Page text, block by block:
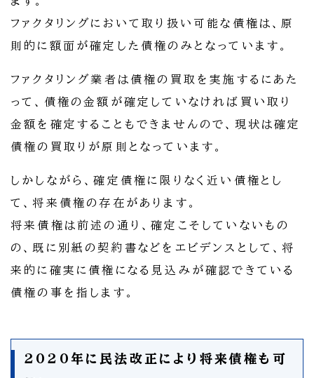
ファクタリングにおいて取り扱い可能な債権は、原
則的に額面が確定した債権のみとなっています。
ファクタリング業者は債権の買取を実施するにあた
って、債権の金額が確定していなければ買い取り
金額を確定することもできませんので、現状は確定
債権の買取りが原則となっています。
しかしながら、確定債権に限りなく近い債権とし
て、将来債権の存在があります。
将来債権は前述の通り、確定こそしていないもの
の、既に別紙の契約書などをエビデンスとして、将
来的に確実に債権になる見込みが確認できている
債権の事を指します。
2020年に民法改正により将来債権も可